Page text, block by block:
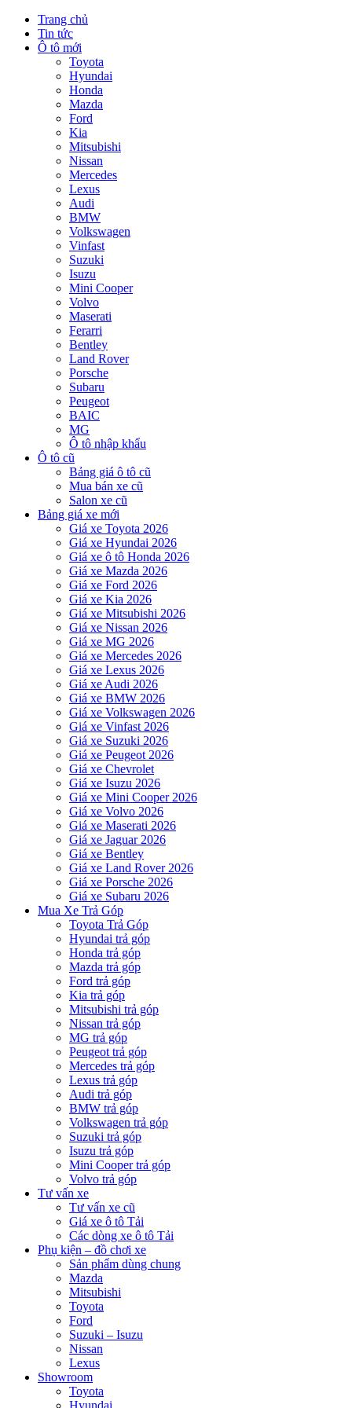
Trang chủ
Tin tức
Ô tô mới
Toyota
Hyundai
Honda
Mazda
Ford
Kia
Mitsubishi
Nissan
Mercedes
Lexus
Audi
BMW
Volkswagen
Vinfast
Suzuki
Isuzu
Mini Cooper
Volvo
Maserati
Ferarri
Bentley
Land Rover
Porsche
Subaru
Peugeot
BAIC
MG
Ô tô nhập khẩu
Ô tô cũ
Bảng giá ô tô cũ
Mua bán xe cũ
Salon xe cũ
Bảng giá xe mới
Giá xe Toyota 2026
Giá xe Hyundai 2026
Giá xe ô tô Honda 2026
Giá xe Mazda 2026
Giá xe Ford 2026
Giá xe Kia 2026
Giá xe Mitsubishi 2026
Giá xe Nissan 2026
Giá xe MG 2026
Giá xe Mercedes 2026
Giá xe Lexus 2026
Giá xe Audi 2026
Giá xe BMW 2026
Giá xe Volkswagen 2026
Giá xe Vinfast 2026
Giá xe Suzuki 2026
Giá xe Peugeot 2026
Giá xe Chevrolet
Giá xe Isuzu 2026
Giá xe Mini Cooper 2026
Giá xe Volvo 2026
Giá xe Maserati 2026
Giá xe Jaguar 2026
Giá xe Bentley
Giá xe Land Rover 2026
Giá xe Porsche 2026
Giá xe Subaru 2026
Mua Xe Trả Góp
Toyota Trả Góp
Hyundai trả góp
Honda trả góp
Mazda trả góp
Ford trả góp
Kia trả góp
Mitsubishi trả góp
Nissan trả góp
MG trả góp
Peugeot trả góp
Mercedes trả góp
Lexus trả góp
Audi trả góp
BMW trả góp
Volkswagen trả góp
Suzuki trả góp
Isuzu trả góp
Mini Cooper trả góp
Volvo trả góp
Tư vấn xe
Tư vấn xe cũ
Giá xe ô tô Tải
Các dòng xe ô tô Tải
Phụ kiện – đồ chơi xe
Sản phẩm dùng chung
Mazda
Mitsubishi
Toyota
Ford
Suzuki – Isuzu
Nissan
Lexus
Showroom
Toyota
Hyundai